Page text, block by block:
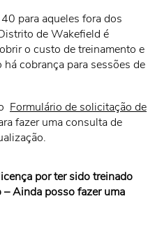
para aqueles fora dos
de Wakefield é
o custo de treinamento e
há cobrança para sessões de
Formulário de solicitação de
fazer uma consulta de
por ter sido treinado
– Ainda posso fazer uma